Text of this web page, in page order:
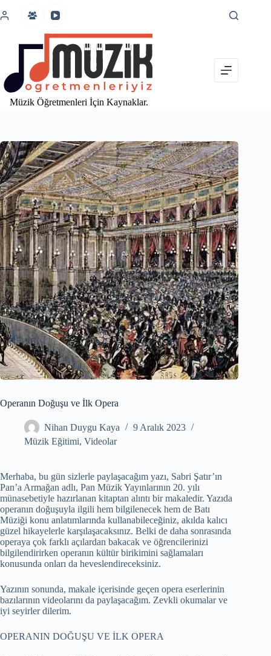
atla
Müzik Öğretmenleri İçin Kaynaklar.
Operanın Doğuşu ve İlk Opera
Nihan Duygu Kaya
9 Aralık 2023
Müzik Eğitimi, Videolar
Merhaba, bu gün sizlerle paylaşacağım yazı, Sabri Şatır’ın
Pan’a Armağan adlı, Pan Müzik Yayınlarının 20. yılı
münasebetiyle hazırlanan kitaptan alıntı bir makaledir. Yazıda
operanın doğuşuyla ilgili hem bilgilenecek hem de Batı
Müziği konu anlatımlarında kullanabileceğiniz, akılda kalıcı
güzel hikayelerle karşılaşacaksınız. Belki de daha sonrasında
operaya çok farklı açılardan bakacak ve öğrencilerinizi
bilgilendirirken operanın kültür birikimini sağlamaları
konusunda onları da heveslendireceksiniz.
Yazının sonunda, makale içerisinde geçen opera eserlerinin
bazılarının videolarını da paylaşacağım. Zevkli okumalar ve
iyi seyirler dilerim.
OPERANIN DOĞUŞU VE İLK OPERA